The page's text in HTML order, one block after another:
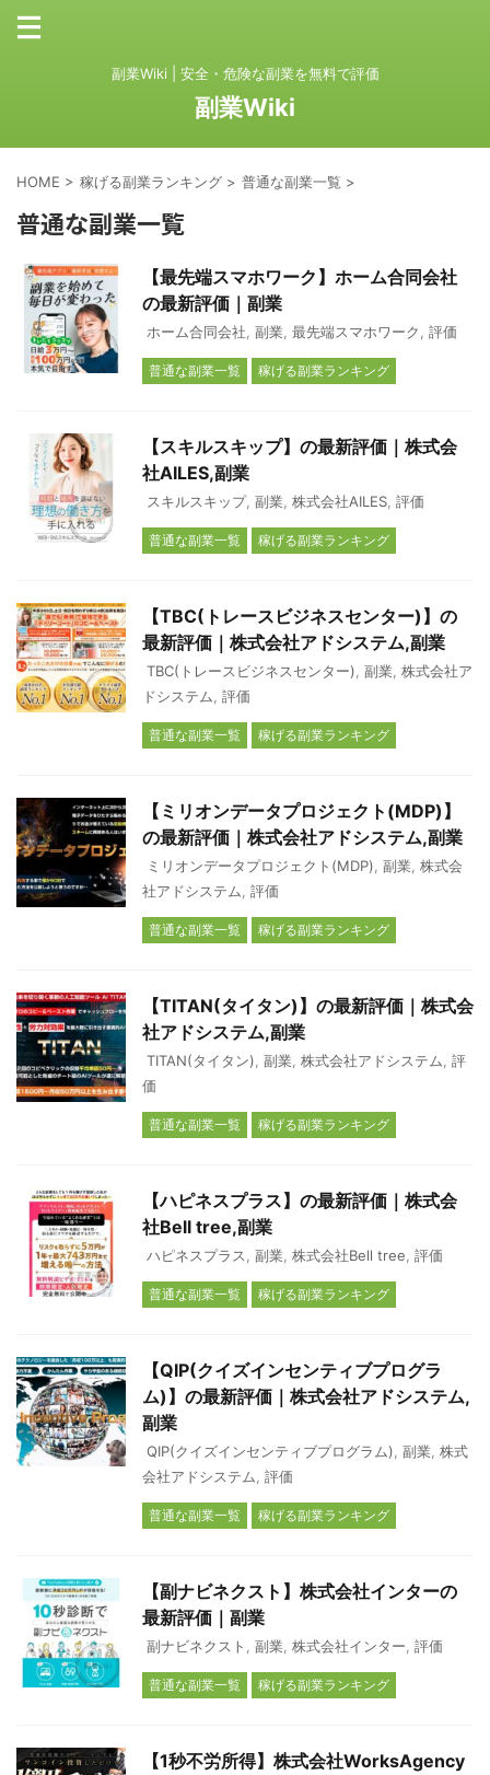
副業Wiki | 安全・危険な副業を無料で評価
副業Wiki
HOME > 稼げる副業ランキング > 普通な副業一覧 >
普通な副業一覧
【最先端スマホワーク】ホーム合同会社
の最新評価｜副業
ホーム合同会社 副業 最先端スマホワーク 評価
普通な副業一覧 稼げる副業ランキング
【スキルスキップ】の最新評価｜株式会
社AILES,副業
スキルスキップ, 副業 株式会社AILES 評価
普通な副業一覧 稼げる副業ランキング
【TBC(トレースビジネスセンター)】の
最新評価｜株式会社アドシステム,副業
TBC(トレースビジネスセンター) 副業 株式会社ア
ドシステム
評価
普通な副業一覧 稼げる副業ランキング
【ミリオンデータプロジェクト(MDP)】
の最新評価｜株式会社アドシステム,副業
ミリオンデータプロジェクト(MDP) 副業 株式会
社アドシステム
評価
普通な副業一覧 稼げる副業ランキング
【TITAN(タイタン)】の最新評価｜株式会
社アドシステム,副業
TITAN(タイタン) 副業 株式会社アドシステム
評
価
普通な副業一覧 稼げる副業ランキング
【ハピネスプラス】の最新評価｜株式会
社Bell tree,副業
ハピネスプラス 副業 株式会社Bell tree 評価
普通な副業一覧 稼げる副業ランキング
【QIP(クイズインセンティブプログラ
ム)】の最新評価｜株式会社アドシステム,
副業
QIP(クイズインセンティブプログラム) 副業 株式
会社アドシステム
評価
普通な副業一覧 稼げる副業ランキング
【副ナビネクスト】株式会社インターの
最新評価｜副業
副ナビネクスト 副業 株式会社インター 評価
普通な副業一覧 稼げる副業ランキング
【1秒不労所得】株式会社WorksAgency